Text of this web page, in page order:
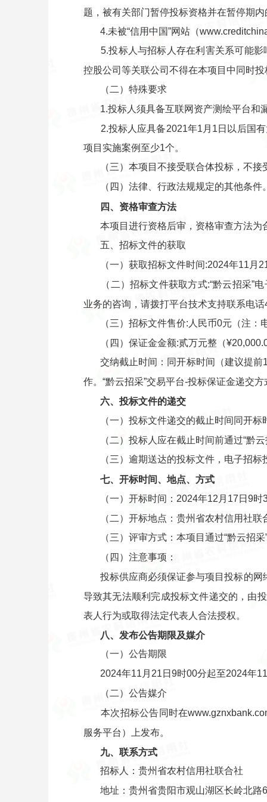
题，被有关部门暂停投标资格并在暂停期内
4.未被“信用中国”网站（
5.投标人与招标人存在利害关系可能
控股公司等关联公司不得在本项目中同时投
（二）特殊要求
1.投标人须具备互联网资产测绘平台和
2.投标人应具备2021年1月1日以后国
项目实施案例至少1个。
（三）本项目不接受联合体投标，不
（四）法律、行政法规规定的其他条件
四、资格审查方法
本项目进行资格后审，资格审查方法为
五、招标文件的获取
（一）获取招标文件时间:2024年11
（二）招标文件获取方式:“黔云招采
业务的咨询，请拨打平台技术支持联系电
（三）招标文件售价:人民币0元（注
（四）保证金金额:贰万元整（
交纳截止时间：同开标时间（建议提
作。“黔云招采”交易平台-投标保证金递交
六、投标文件的递交
（一）投标文件递交的截止时间同开标
（二）投标人应在截止时间前通过“黔
（三）逾期送达的投标文件，电子招
七、开标时间、地点、方式
（一）开标时间：2024年12月17日9
（二）开标地点：贵州省农村信用社联
（三）评审方式：本项目通过“黔云招
（四）注意事项：
投标供应商必须保证参与项目投标的网
导致其无法顺利完成投标文件递交的，由
表人行为或取得法定代表人合法授权。
八、发布公告期限及媒介
（一）公告期限
2024年11月21日9时00分起至2024年
（二）公告媒介
本次招标公告同时在
服务平台）上发布。
九、联系方式
招标人：贵州省农村信用社联合社
地址：贵州省贵阳市观山湖区长岭北路